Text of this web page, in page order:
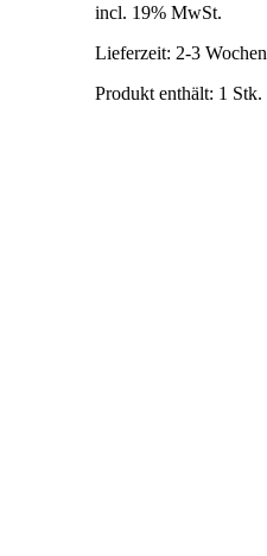
incl. 19% MwSt.
Lieferzeit: 2-3 Wochen
Produkt enthält: 1 Stk.